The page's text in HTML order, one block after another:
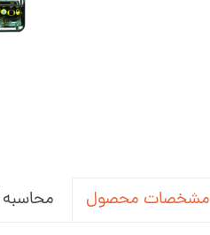
مشخصات محصول محاسبه